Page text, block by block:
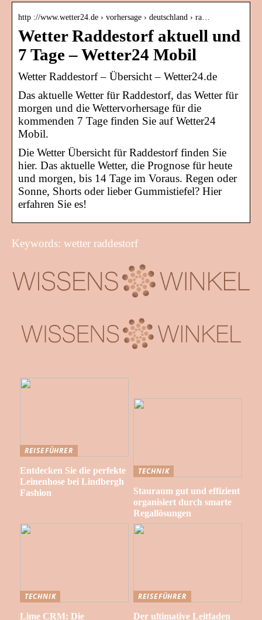
http ://www.wetter24.de › vorhersage › deutschland › ra…
Wetter Raddestorf aktuell und
7 Tage – Wetter24 Mobil
Wetter Raddestorf – Übersicht – Wetter24.de
Das aktuelle Wetter für Raddestorf, das Wetter für
morgen und die Wettervorhersage für die
kommenden 7 Tage finden Sie auf Wetter24
Mobil.
Die Wetter Übersicht für Raddestorf finden Sie
hier. Das aktuelle Wetter, die Prognose für heute
und morgen, bis 14 Tage im Voraus. Regen oder
Sonne, Shorts oder lieber Gummistiefel? Hier
erfahren Sie es!
Keywords: wetter raddestorf
REISEFÜHRER
Entdecken Sie die perfekte
Leinenhose bei Lindbergh
Fashion
TECHNIK
Stauraum gut und effizient
organisiert durch smarte
Regallösungen
TECHNIK
Lime CRM: Die
REISEFÜHRER
Der ultimative Leitfaden